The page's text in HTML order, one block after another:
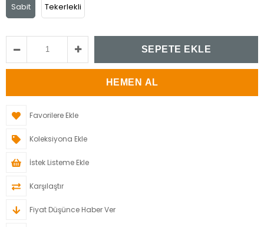
Sabit Tekerlekli
Favorilere Ekle
Koleksiyona Ekle
İstek Listeme Ekle
Karşılaştır
Fiyat Düşünce Haber Ver